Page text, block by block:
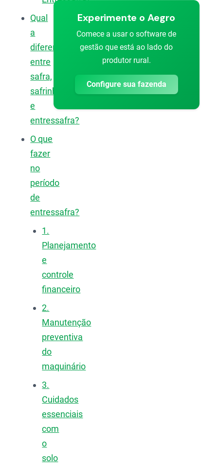
Qual
a
diferença
entre
safra,
safrinha
e
entressafra?
O que
fazer
no
período
de
entressafra?
1.
Planejamento
e
controle
financeiro
2.
Manutenção
preventiva
do
maquinário
3.
Cuidados
essenciais
com
o
solo
Experimente o Aegro
Comece a usar o software de
gestão que está ao lado do
produtor rural.
Configure sua fazenda